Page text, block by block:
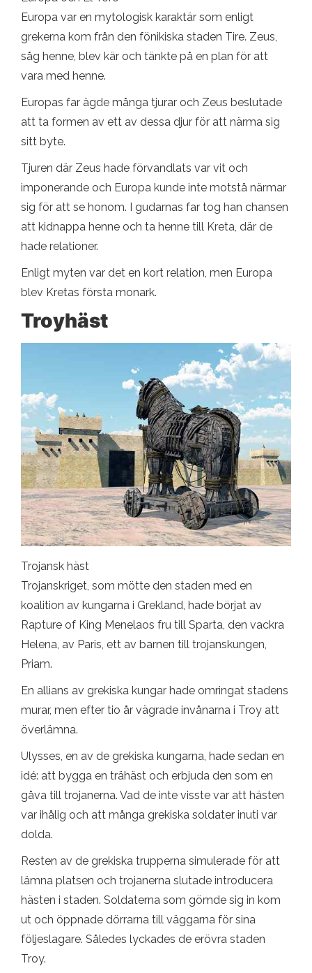
Europa var en mytologisk karaktär som enligt
grekerna kom från den fönikiska staden Tire. Zeus,
såg henne, blev kär och tänkte på en plan för att
vara med henne.
Europas far ägde många tjurar och Zeus beslutade
att ta formen av ett av dessa djur för att närma sig
sitt byte.
Tjuren där Zeus hade förvandlats var vit och
imponerande och Europa kunde inte motstå närmar
sig för att se honom. I gudarnas far tog han chansen
att kidnappa henne och ta henne till Kreta, där de
hade relationer.
Enligt myten var det en kort relation, men Europa
blev Kretas första monark.
Troyhäst
Trojansk häst
Trojanskriget, som mötte den staden med en
koalition av kungarna i Grekland, hade börjat av
Rapture of King Menelaos fru till Sparta, den vackra
Helena, av Paris, ett av barnen till trojanskungen,
Priam.
En allians av grekiska kungar hade omringat stadens
murar, men efter tio år vägrade invånarna i Troy att
överlämna.
Ulysses, en av de grekiska kungarna, hade sedan en
idé: att bygga en trähäst och erbjuda den som en
gåva till trojanerna. Vad de inte visste var att hästen
var ihålig och att många grekiska soldater inuti var
dolda.
Resten av de grekiska trupperna simulerade för att
lämna platsen och trojanerna slutade introducera
hästen i staden. Soldaterna som gömde sig in kom
ut och öppnade dörrarna till väggarna för sina
följeslagare. Således lyckades de erövra staden
Troy.